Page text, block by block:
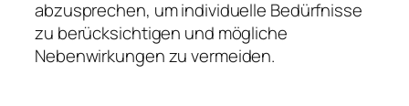
abzusprechen, um individuelle Bedürfnisse
zu berücksichtigen und mögliche
Nebenwirkungen zu vermeiden.